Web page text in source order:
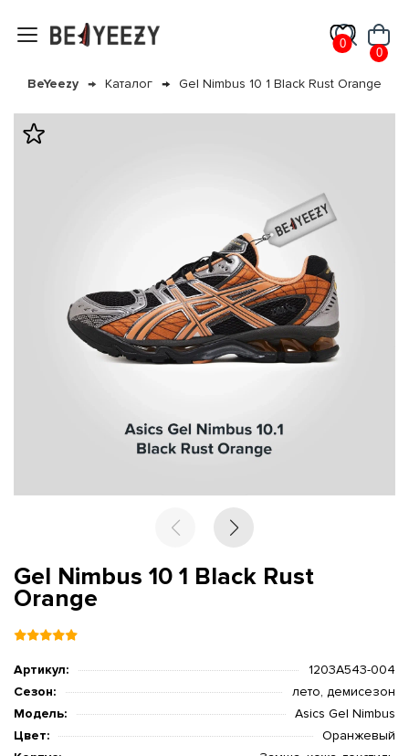
0
0
BeYeezy Каталог Gel Nimbus 10 1 Black Rust Orange
Gel Nimbus 10 1 Black Rust
Orange
Артикул:
1203A543-004
Сезон:
лето, демисезон
Модель:
Asics Gel Nimbus
Цвет:
Оранжевый